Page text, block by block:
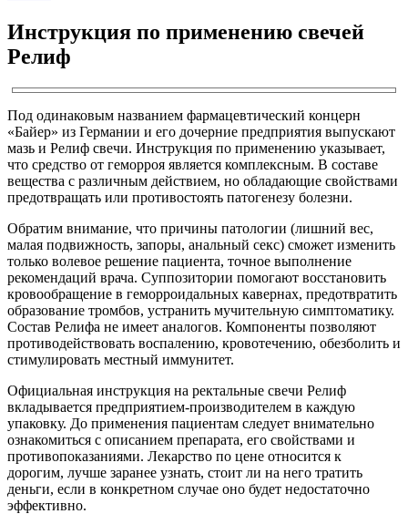
Инструкция по применению свечей
Релиф
Под одинаковым названием фармацевтический концерн
«Байер» из Германии и его дочерние предприятия выпускают
мазь и Релиф свечи. Инструкция по применению указывает,
что средство от геморроя является комплексным. В составе
вещества с различным действием, но обладающие свойствами
предотвращать или противостоять патогенезу болезни.
Обратим внимание, что причины патологии (лишний вес,
малая подвижность, запоры, анальный секс) сможет изменить
только волевое решение пациента, точное выполнение
рекомендаций врача. Суппозитории помогают восстановить
кровообращение в геморроидальных кавернах, предотвратить
образование тромбов, устранить мучительную симптоматику.
Состав Релифа не имеет аналогов. Компоненты позволяют
противодействовать воспалению, кровотечению, обезболить и
стимулировать местный иммунитет.
Официальная инструкция на ректальные свечи Релиф
вкладывается предприятием-производителем в каждую
упаковку. До применения пациентам следует внимательно
ознакомиться с описанием препарата, его свойствами и
противопоказаниями. Лекарство по цене относится к
дорогим, лучше заранее узнать, стоит ли на него тратить
деньги, если в конкретном случае оно будет недостаточно
эффективно.